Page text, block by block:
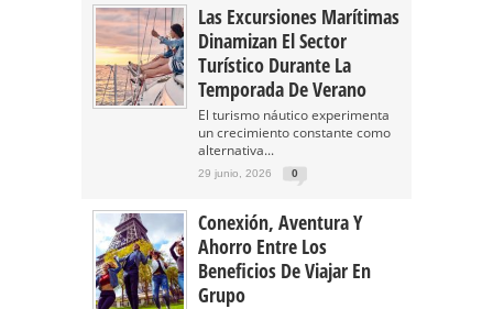
Las Excursiones Marítimas
Dinamizan El Sector
Turístico Durante La
Temporada De Verano
El turismo náutico experimenta
un crecimiento constante como
alternativa...
29 junio, 2026 0
Conexión, Aventura Y
Ahorro Entre Los
Beneficios De Viajar En
Grupo